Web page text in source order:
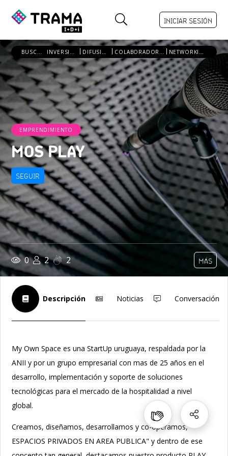
INICIAR SESIÓN
EMPRENDIMIENTO
MOS PLAY
SEGUIR
0 2 2 MÁS
Descripción Noticias Conversación
My Own Space es una StartUp uruguaya, respaldada por la
ANII y por un grupo empresarial con mas de 25 años en el
desarrollo, implementación y soporte de soluciones
tecnológicas para el mercado de la hospitalidad a nivel
global.
Creamos, diseñamos, desarrollamos y co-operamos, "
ESPACIOS PRIVADOS EN AREA PUBLICA" y dentro de ese